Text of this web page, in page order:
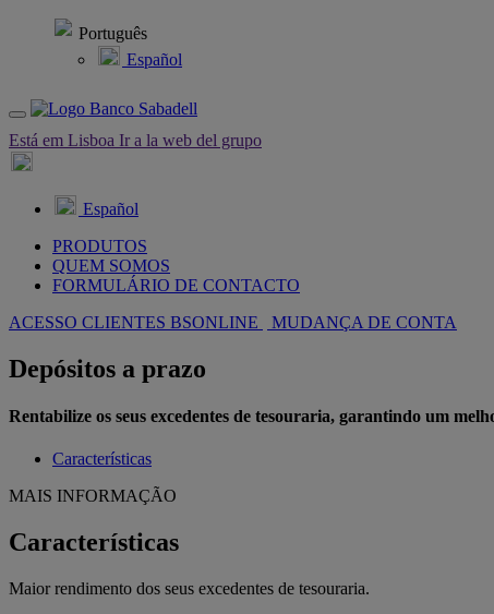
Português
Español
Está em Lisboa Ir a la web del grupo
Español
PRODUTOS
QUEM SOMOS
FORMULÁRIO DE CONTACTO
ACESSO CLIENTES BSONLINE
MUDANÇA DE CONTA
Depósitos a prazo
Rentabilize os seus excedentes de tesouraria, garantindo um
Características
MAIS INFORMAÇÃO
Características
Maior rendimento dos seus excedentes de tesouraria.